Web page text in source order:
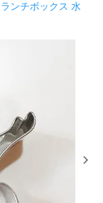
ンチボックス 水